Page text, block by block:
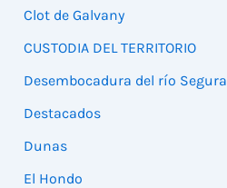
Clot de Galvany
CUSTODIA DEL TERRITORIO
Desembocadura del río Segura
Destacados
Dunas
El Hondo